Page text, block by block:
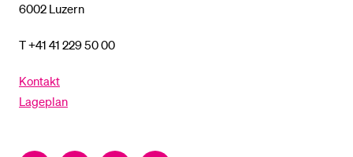
6002 Luzern
T +41 41 229 50 00
Kontakt
Lageplan